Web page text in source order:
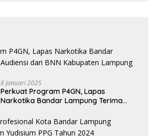
8 Januari 2025
Perkuat Program P4GN, Lapas
Narkotika Bandar Lampung Terima
Selatan